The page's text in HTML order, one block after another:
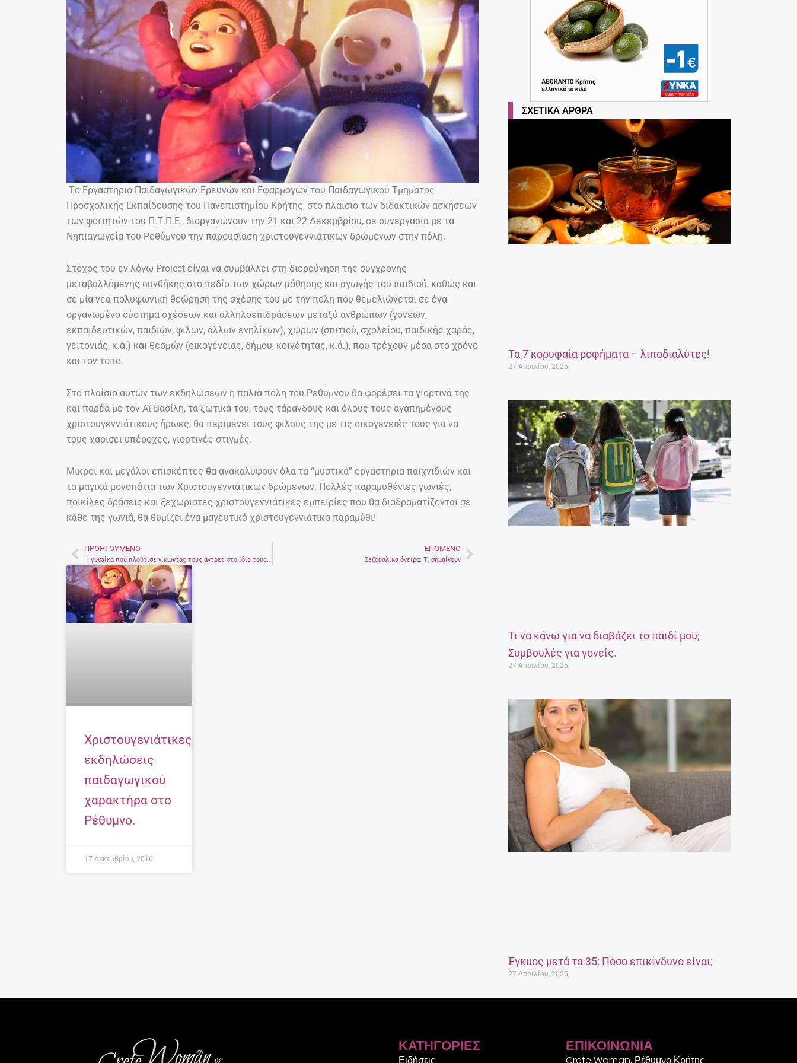
Tο Εργαστήριο Παιδαγωγικών Ερευνών και Εφαρμογών του Παιδαγωγικού Τμήματος
Προσχολικής Εκπαίδευσης του Πανεπιστημίου Κρήτης, στο πλαίσιο των διδακτικών ασκήσεων
των φοιτητών του Π.Τ.Π.Ε., διοργανώνουν την 21 και 22 Δεκεμβρίου, σε συνεργασία με τα
Νηπιαγωγεία του Ρεθύμνου την παρουσίαση χριστουγεννιάτικων δρώμενων στην πόλη.
Στόχος του εν λόγω Project είναι να συμβάλλει στη διερεύνηση της σύγχρονης
μεταβαλλόμενης συνθήκης στο πεδίο των χώρων μάθησης και αγωγής του παιδιού, καθώς και
σε μία νέα πολυφωνική θεώρηση της σχέσης του με την πόλη που θεμελιώνεται σε ένα
οργανωμένο σύστημα σχέσεων και αλληλοεπιδράσεων μεταξύ ανθρώπων (γονέων,
εκπαιδευτικών, παιδιών, φίλων, άλλων ενηλίκων), χώρων (σπιτιού, σχολείου, παιδικής χαράς,
γειτονιάς, κ.ά.) και θεσμών (οικογένειας, δήμου, κοινότητας, κ.ά.), που τρέχουν μέσα στο χρόνο
και τον τόπο.
Στο πλαίσιο αυτών των εκδηλώσεων η παλιά πόλη του Ρεθύμνου θα φορέσει τα γιορτινά της
και παρέα με τον Αϊ-Βασίλη, τα ξωτικά του, τους τάρανδους και όλους τους αγαπημένους
χριστουγεννιάτικους ήρωες, θα περιμένει τους φίλους της με τις οικογένειές τους για να
τους χαρίσει υπέροχες, γιορτινές στιγμές.
Μικροί και μεγάλοι επισκέπτες θα ανακαλύψουν όλα τα “μυστικά” εργαστήρια παιχνιδιών και
τα μαγικά μονοπάτια των Χριστουγεννιάτικων δρώμενων. Πολλές παραμυθένιες γωνιές,
ποικίλες δράσεις και ξεχωριστές χριστουγεννιάτικες εμπειρίες που θα διαδραματίζονται σε
κάθε της γωνιά, θα θυμίζει ένα μαγευτικό χριστουγεννιάτικο παραμύθι!
Prev
ΠΡΟΗΓΟΎΜΕΝΟ
Η γυναίκα που πλούτισε νικώντας τους άντρες στο ίδιο τους το παιχνίδι
ΕΠΌΜΕΝΟ
Σεξουαλικά όνειρα: Τι σημαίνουνNext
Χριστουγενιάτικες
εκδηλώσεις
παιδαγωγικού
χαρακτήρα στο
Ρέθυμνο.
17 Δεκεμβρίου, 2016
ΣΧΕΤΙΚΆ ΆΡΘΡΑ
Τα 7 κορυφαία ροφήματα – λιποδιαλύτες!
27 Απριλίου, 2025
Τι να κάνω για να διαβάζει το παιδί μου;
Συμβουλές για γονείς.
27 Απριλίου, 2025
Έγκυος μετά τα 35: Πόσο επικίνδυνο είναι;
27 Απριλίου, 2025
ΚΑΤΗΓΟΡΊΕΣ ΕΠΙΚΟΙΝΩΝΊΑ